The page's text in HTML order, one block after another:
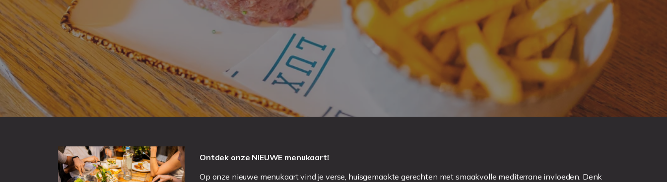
Ontdek onze NIEUWE menukaart!
Op onze nieuwe menukaart vind je verse, huisgemaakte gerechten met smaakvolle mediterrane invloeden. Denk